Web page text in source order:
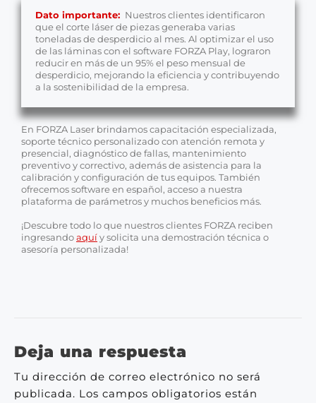
Dato importante: Nuestros clientes identificaron
que el corte láser de piezas generaba varias
toneladas de desperdicio al mes. Al optimizar el uso
de las láminas con el software FORZA Play, lograron
reducir en más de un 95% el peso mensual de
desperdicio, mejorando la eficiencia y contribuyendo
a la sostenibilidad de la empresa.
En FORZA Laser brindamos capacitación especializada,
soporte técnico personalizado con atención remota y
presencial, diagnóstico de fallas, mantenimiento
preventivo y correctivo, además de asistencia para la
calibración y configuración de tus equipos. También
ofrecemos software en español, acceso a nuestra
plataforma de parámetros y muchos beneficios más.
¡Descubre todo lo que nuestros clientes FORZA reciben
ingresandoaquíy solicita una demostración técnica o
asesoría personalizada!
Deja una respuesta
Tu dirección de correo electrónico no será
publicada. Los campos obligatorios están